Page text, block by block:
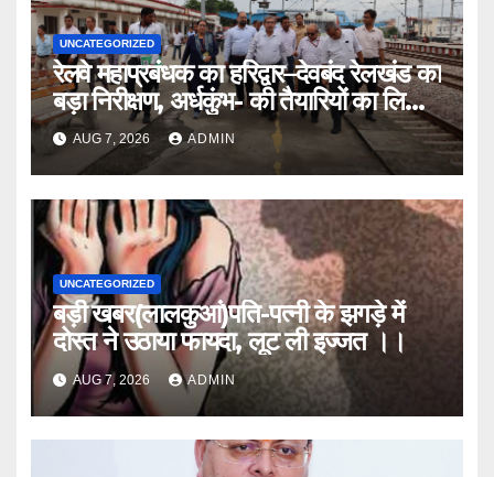
UNCATEGORIZED
रेलवे महाप्रबंधक का हरिद्वार–देवबंद रेलखंड का
बड़ा निरीक्षण, अर्धकुंभ- की तैयारियों का लिया
जायजा
AUG 7, 2026 ADMIN
UNCATEGORIZED
बड़ी खबर(लालकुआं)पति-पत्नी के झगड़े में
दोस्त ने उठाया फायदा, लूट ली इज्जत ।।
AUG 7, 2026 ADMIN